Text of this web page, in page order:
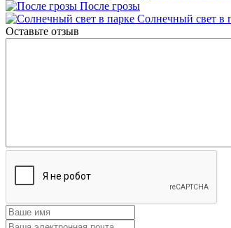
После грозы
Солнечный свет в
Оставьте отзыв